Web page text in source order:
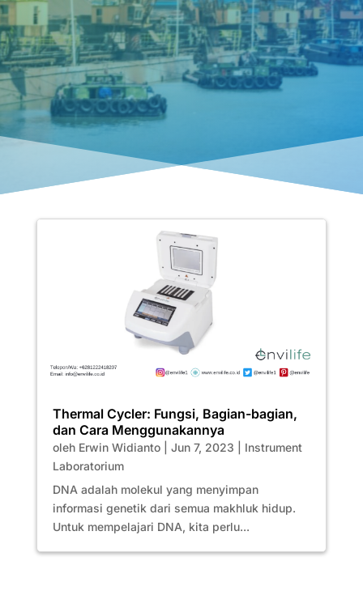
Thermal Cycler: Fungsi, Bagian-bagian,
dan Cara Menggunakannya
oleh Erwin Widianto| Jun 7, 2023
Instrument
Laboratorium
DNA adalah molekul yang menyimpan
informasi genetik dari semua makhluk hidup.
Untuk mempelajari DNA, kita perlu...